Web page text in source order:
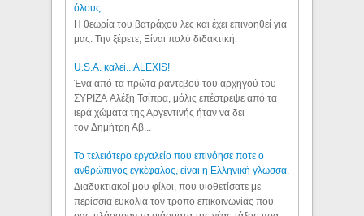
όλους...
Η θεωρία του βατράχου λες και έχει επινοηθεί για
μας. Την ξέρετε; Είναι πολύ διδακτική.
U.S.A. καλεί...ALEXIS!
Ένα από τα πρώτα ραντεβού του αρχηγού του
ΣΥΡΙΖΑ Αλέξη Τσίπρα, μόλις επέστρεψε από τα
ιερά χώματα της Αργεντινής ήταν να δει
τον Δημήτρη Αβ...
Το τελειότερο εργαλείο που επινόησε ποτε ο
ανθρώπινος εγκέφαλος, είναι η Ελληνική γλώσσα.
Διαδυκτιακοί μου φίλοι, που υιοθετίσατε με
περίσσια ευκολία τον τρόπο επικοινωνίας που